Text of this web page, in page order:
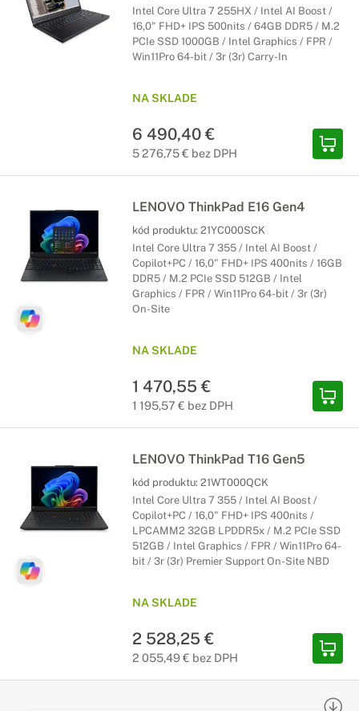
Intel Core Ultra 7 255HX / Intel AI Boost /
16,0" FHD+ IPS 500nits / 64GB DDR5 / M.2
PCIe SSD 1000GB / Intel Graphics / FPR /
Win11Pro 64-bit / 3r (3r) Carry-In
NA SKLADE
6 490,40 €
5 276,75 € bez DPH
LENOVO ThinkPad E16 Gen4
kód produktu: 21YC000SCK
Intel Core Ultra 7 355 / Intel AI Boost /
Copilot+PC / 16,0" FHD+ IPS 400nits / 16GB
DDR5 / M.2 PCIe SSD 512GB / Intel
Graphics / FPR / Win11Pro 64-bit / 3r (3r)
On-Site
NA SKLADE
1 470,55 €
1 195,57 € bez DPH
LENOVO ThinkPad T16 Gen5
kód produktu: 21WT000QCK
Intel Core Ultra 7 355 / Intel AI Boost /
Copilot+PC / 16,0" FHD+ IPS 400nits /
LPCAMM2 32GB LPDDR5x / M.2 PCIe SSD
512GB / Intel Graphics / FPR / Win11Pro 64-
bit / 3r (3r) Premier Support On-Site NBD
NA SKLADE
2 528,25 €
2 055,49 € bez DPH